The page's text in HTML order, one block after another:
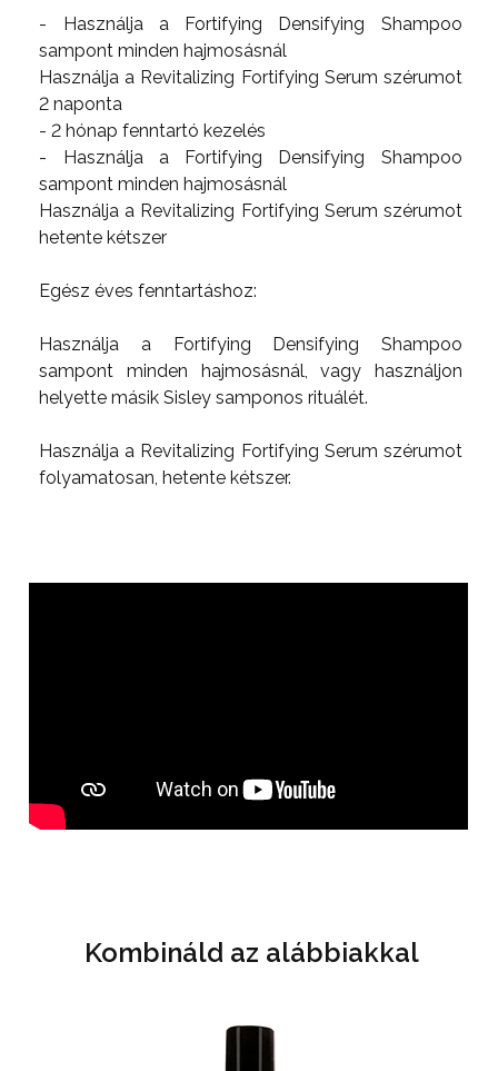
- Használja a Fortifying Densifying Shampoo
sampont minden hajmosásnál
Használja a Revitalizing Fortifying Serum szérumot
2 naponta
- 2 hónap fenntartó kezelés
- Használja a Fortifying Densifying Shampoo
sampont minden hajmosásnál
Használja a Revitalizing Fortifying Serum szérumot
hetente kétszer
Egész éves fenntartáshoz:
Használja a Fortifying Densifying Shampoo
sampont minden hajmosásnál, vagy használjon
helyette másik Sisley samponos rituálét.
Használja a Revitalizing Fortifying Serum szérumot
folyamatosan, hetente kétszer.
Kombináld az alábbiakkal